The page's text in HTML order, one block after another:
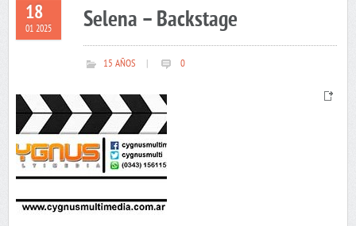
18
01 2025 Selena – Backstage
15 AÑOS 0